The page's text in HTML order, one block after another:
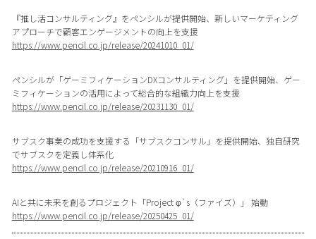
『推し活コンサルティング』をペンシルが提供開始、新しいマーケティング
アプローチで顧客エンゲージメントの向上を支援
https://www.pencil.co.jp/release/20241010_01/
ペンシルが「ゲーミフィケーションDXコンサルティング」を提供開始、ゲー
ミフィケーションの活用によって総合的な組織力向上を支援
https://www.pencil.co.jp/release/20231130_01/
サブスク事業の成功を支援する「サブスクコンサル」を提供開始、独自研究
でサブスクを定義し体系化
https://www.pencil.co.jp/release/20210916_01/
AIと共に未来を創るプロジェクト「Project φ`s（ファイズ）」 始動
https://www.pencil.co.jp/release/20250425_01/